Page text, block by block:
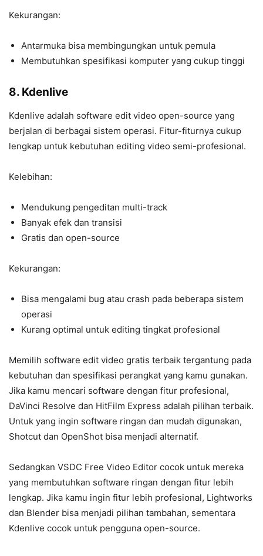
Kekurangan:
Antarmuka bisa membingungkan untuk pemula
Membutuhkan spesifikasi komputer yang cukup tinggi
8. Kdenlive
Kdenlive adalah software edit video open-source yang
berjalan di berbagai sistem operasi. Fitur-fiturnya cukup
lengkap untuk kebutuhan editing video semi-profesional.
Kelebihan:
Mendukung pengeditan multi-track
Banyak efek dan transisi
Gratis dan open-source
Kekurangan:
Bisa mengalami bug atau crash pada beberapa sistem
operasi
Kurang optimal untuk editing tingkat profesional
Memilih software edit video gratis terbaik tergantung pada
kebutuhan dan spesifikasi perangkat yang kamu gunakan.
Jika kamu mencari software dengan fitur profesional,
DaVinci Resolve dan HitFilm Express adalah pilihan terbaik.
Untuk yang ingin software ringan dan mudah digunakan,
Shotcut dan OpenShot bisa menjadi alternatif.
Sedangkan VSDC Free Video Editor cocok untuk mereka
yang membutuhkan software ringan dengan fitur lebih
lengkap. Jika kamu ingin fitur lebih profesional, Lightworks
dan Blender bisa menjadi pilihan tambahan, sementara
Kdenlive cocok untuk pengguna open-source.